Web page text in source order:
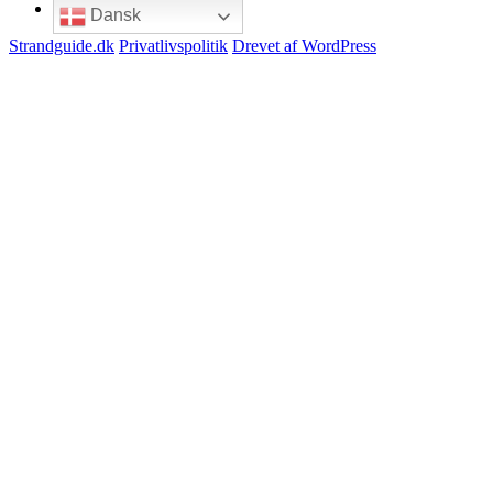
Dansk
Strandguide.dk Privatlivspolitik Drevet af WordPress